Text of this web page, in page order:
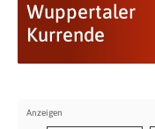
Wuppertaler
Kurrende